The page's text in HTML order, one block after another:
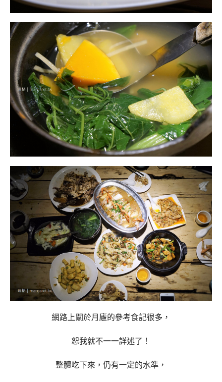
網路上關於月廬的參考食記很多，
恕我就不一一詳述了！
整體吃下來，仍有一定的水準，